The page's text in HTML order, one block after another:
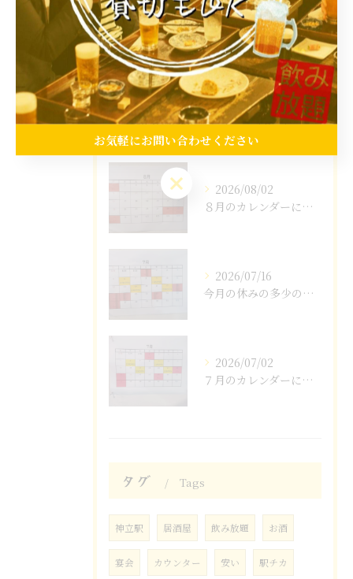
女子会
スポーツ観戦
最近の投稿 Recent Posts
2026/08/02
８月のカレンダーになります。
2026/07/16
今月の休みの多少の変更がありました。
2026/07/02
７月のカレンダーになります。
タグ Tags
神立駅 居酒屋 飲み放題 お酒
宴会 カウンター 安い 駅チカ
お気軽にお問い合わせください
お気軽にお問い合わせください